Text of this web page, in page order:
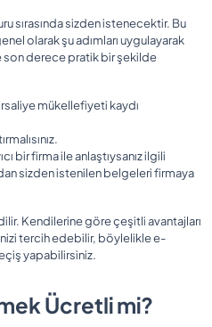
sırasında sizden istenecektir. Bu
olarak şu adımları uygulayarak
son derece pratik bir şekilde
mükellefiyeti kaydı
bir firma ile anlaştıysanız ilgili
sizden istenilen belgeleri firmaya
Kendilerine göre çeşitli avantajları
tercih edebilir, böylelikle e-
yapabilirsiniz.
Ücretli mi?